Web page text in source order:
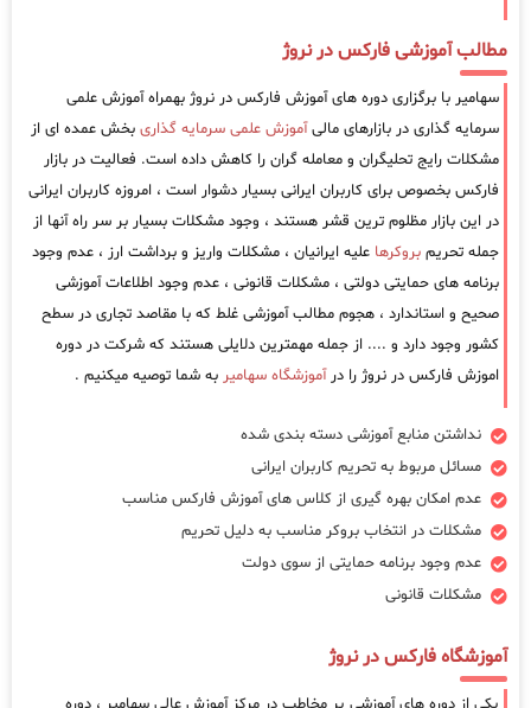
مطالب آموزشی فارکس در نروژ
سهامیر با برگزاری دوره های آموزش فارکس در نروژ بهمراه آموزش علمی
سرمایه گذاری در بازارهای مالیآموزش علمی سرمایه گذاری بخش عمده ای از
مشکلات رایج تحلیگران و معامله گران را کاهش داده است. فعالیت در بازار
فارکس بخصوص برای کاربران ایرانی بسیار دشوار است ، امروزه کاربران ایرانی
در این بازار مظلوم ترین قشر هستند ، وجود مشکلات بسیار بر سر راه آنها از
جمله تحریم بروکرها علیه ایرانیان ، مشکلات واریز و برداشت ارز ، عدم وجود
برنامه های حمایتی دولتی ، مشکلات قانونی ، عدم وجود اطلاعات آموزشی
صحیح و استاندارد ، هجوم مطالب آموزشی غلط که با مقاصد تجاری در سطح
کشور وجود دارد و .... از جمله مهمترین دلایلی هستند که شرکت در دوره
اموزش فارکس در نروژ را درآموزشگاه سهامیر به شما توصیه میکنیم .
نداشتن منابع آموزشی دسته بندی شده
مسائل مربوط به تحریم کاربران ایرانی
عدم امکان بهره گیری از کلاس های آموزش فارکس مناسب
مشکلات در انتخاب بروکر مناسب به دلیل تحریم
عدم وجود برنامه حمایتی از سوی دولت
مشکلات قانونی
آموزشگاه فارکس در نروژ